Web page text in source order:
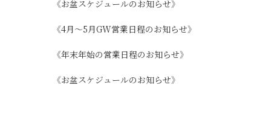
《お盆スケジュールのお知らせ》
《4月～5月GW営業日程のお知らせ》
《年末年始の営業日程のお知らせ》
《お盆スケジュールのお知らせ》